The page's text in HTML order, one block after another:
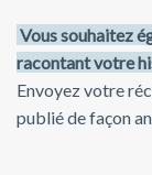
Vous souhaitez
racontant votre
Envoyez votre
publié de façon